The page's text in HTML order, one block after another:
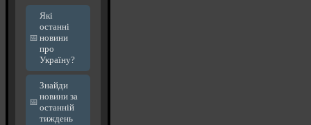
Які
останні
новини
про
Україну?
Знайди
новини за
останній
тиждень